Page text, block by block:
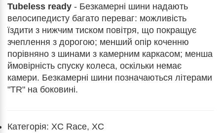
Tubeless ready - Безкамерні шини надають
велосипедисту багато переваг: можливість
їздити з нижчим тиском повітря, що покращує
зчеплення з дорогою; менший опір коченню
порівняно з шинами з камерним каркасом; менша
ймовірність спуску колеса, оскільки немає
камери. Безкамерні шини позначаються літерами
"TR" на боковині.
Категорія: XC Race, XC